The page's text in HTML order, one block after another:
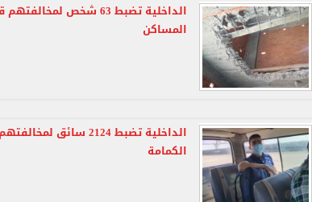
الداخلية تضبط 63 شخص
المساكن
الداخلية تضبط 2124 سائق
الكمامة